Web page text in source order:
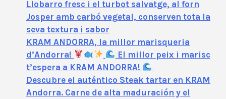
Llobarro fresc i el turbot salvatge, al forn
Josper amb carbó vegetal, conserven tota la
seva textura i sabor
KRAM ANDORRA, la millor marisqueria
d’Andorra!
El millor peix i marisc
t’espera a KRAM ANDORRA!
Descubre el auténtico Steak tartar en KRAM
Andorra. Carne de alta maduración y el